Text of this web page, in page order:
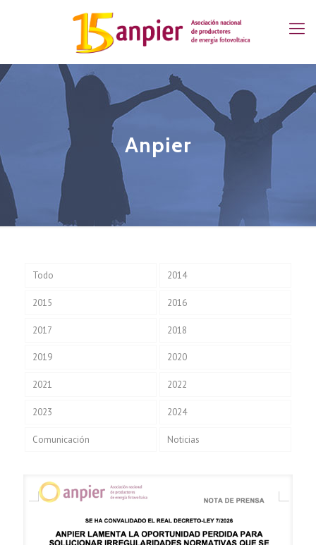
Anpier
Todo 2014
2015 2016
2017 2018
2019 2020
2021 2022
2023 2024
Comunicación Noticias